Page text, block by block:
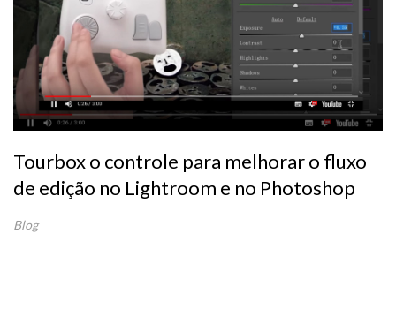
Tourbox o controle para melhorar o fluxo
de edição no Lightroom e no Photoshop
Blog